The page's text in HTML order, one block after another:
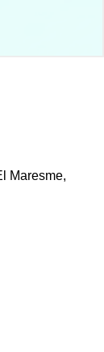
Maresme,